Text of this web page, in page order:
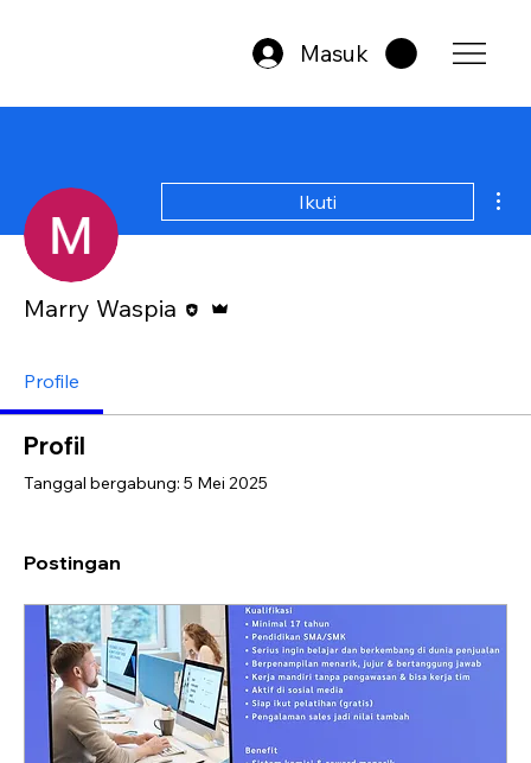
Masuk
Ikuti
Marry Waspia
Profile
Profil
Tanggal bergabung: 5 Mei 2025
Postingan